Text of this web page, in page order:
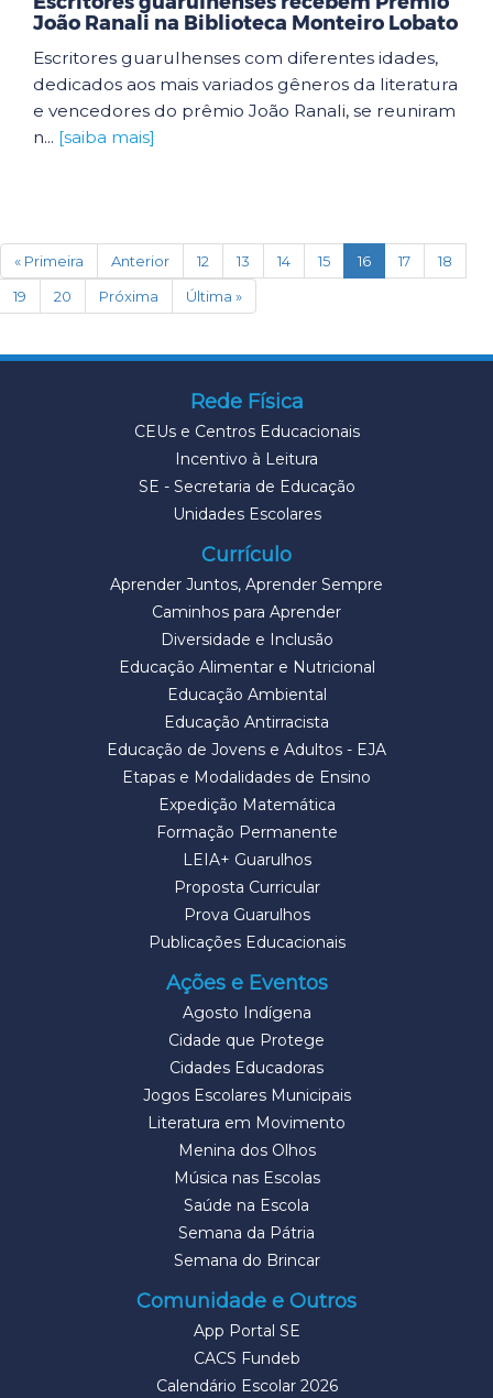
João Ranali na Biblioteca Monteiro Lobato
Escritores guarulhenses com diferentes idades,
dedicados aos mais variados gêneros da literatura
e vencedores do prêmio João Ranali, se reuniram
n... [saiba mais]
« Primeira Anterior 12 13 14 15 16(current)
17
18
19
20 Próxima Última »
Rede Física
CEUs e Centros Educacionais
Incentivo à Leitura
SE - Secretaria de Educação
Unidades Escolares
Currículo
Aprender Juntos, Aprender Sempre
Caminhos para Aprender
Diversidade e Inclusão
Educação Alimentar e Nutricional
Educação Ambiental
Educação Antirracista
Educação de Jovens e Adultos - EJA
Etapas e Modalidades de Ensino
Expedição Matemática
Formação Permanente
LEIA+ Guarulhos
Proposta Curricular
Prova Guarulhos
Publicações Educacionais
Ações e Eventos
Agosto Indígena
Cidade que Protege
Cidades Educadoras
Jogos Escolares Municipais
Literatura em Movimento
Menina dos Olhos
Música nas Escolas
Saúde na Escola
Semana da Pátria
Semana do Brincar
Comunidade e Outros
App Portal SE
CACS Fundeb
Calendário Escolar 2026